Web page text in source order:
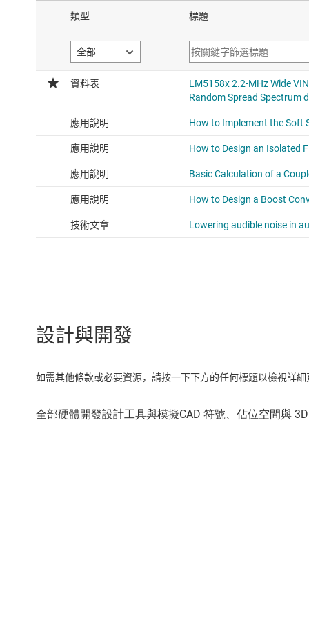
設計與開發
如需其他條款或必要資源，請按一下下方的任何標題以檢視詳